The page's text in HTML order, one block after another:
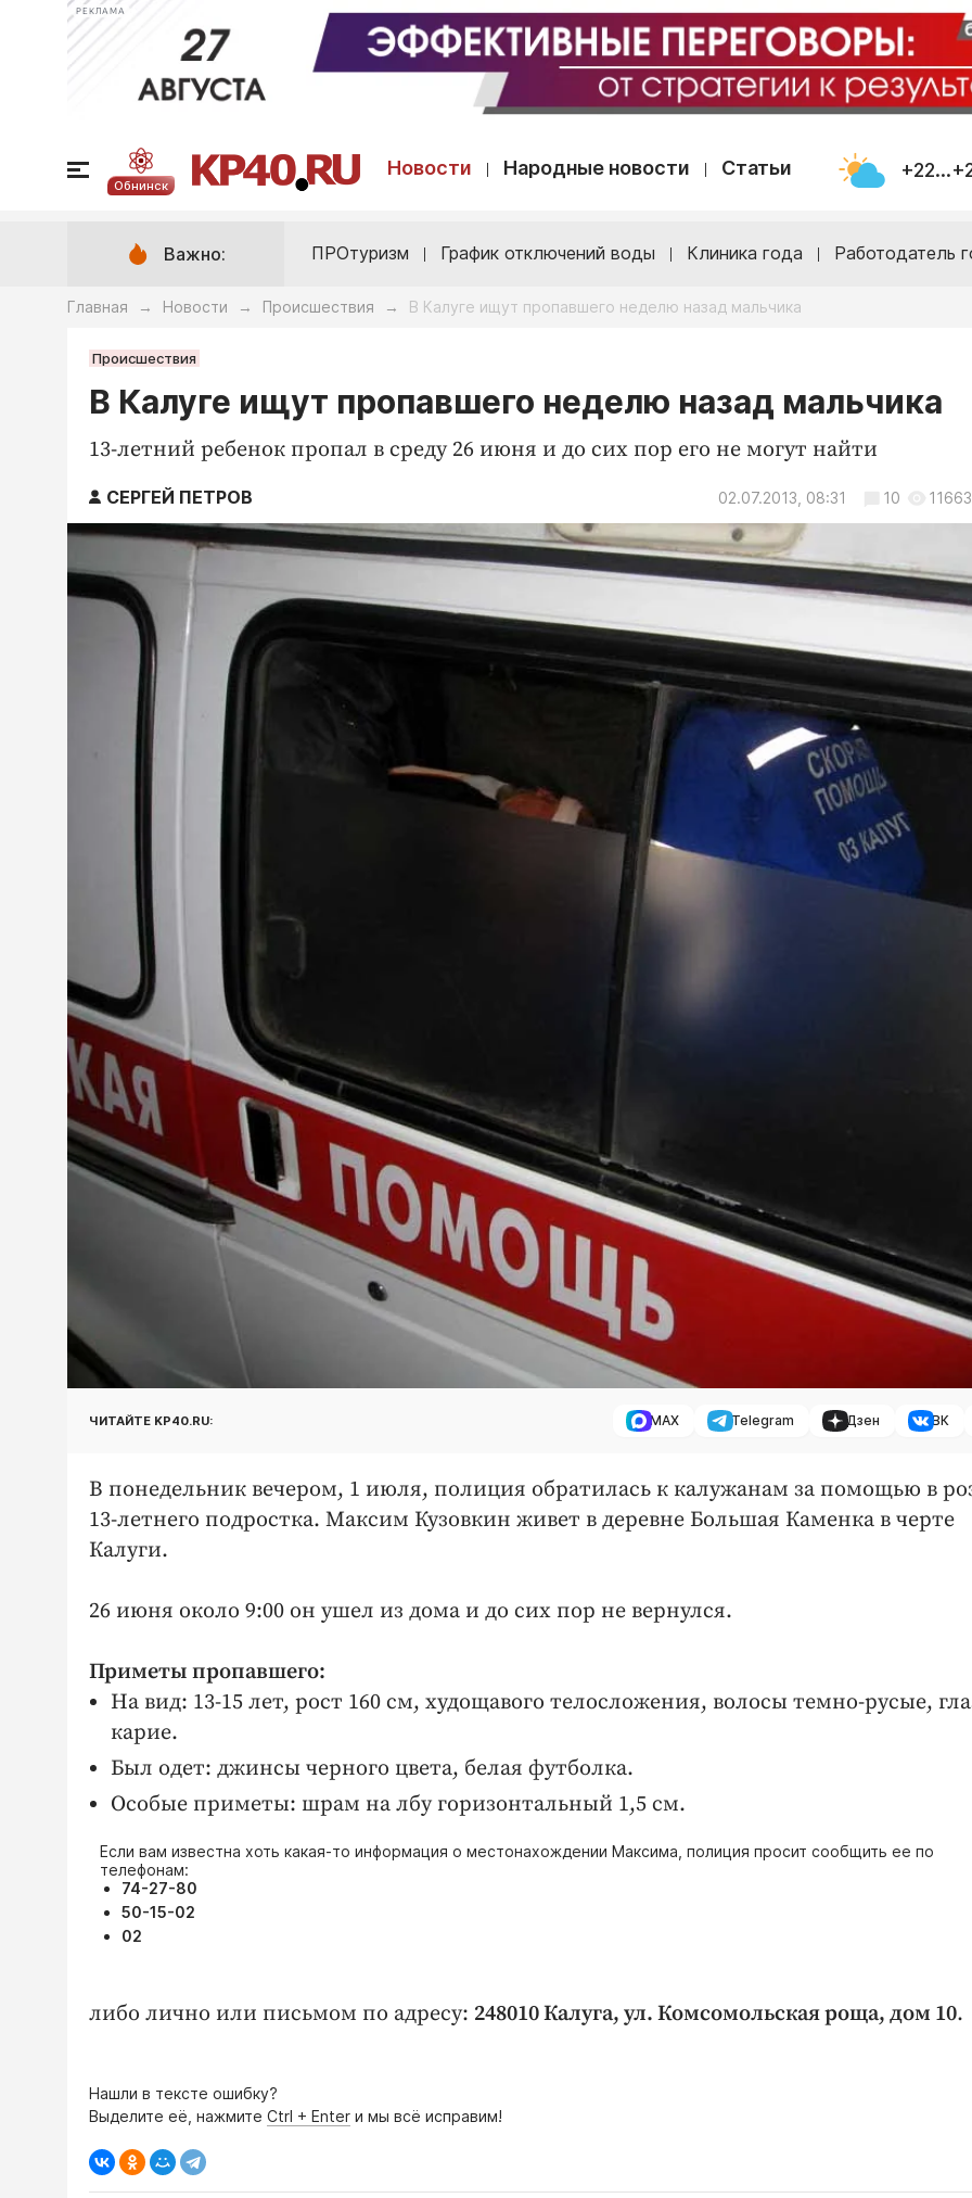
РЕКЛАМА
Обнинск
Новости Народные новости Статьи
Важно: ПРОтуризм График отключений воды Клиника года Работодатель
Главная → Новости → Происшествия → В Калуге ищут пропавшего неделю назад мальчика
Происшествия
В Калуге ищут пропавшего неделю назад мальчика
13-летний ребенок пропал в среду 26 июня и до сих пор его не могут найти
СЕРГЕЙ ПЕТРОВ 02.07.2013, 08:31 10 11663
ЧИТАЙТЕ KP40.RU: MAX Telegram Дзен ВК
В понедельник вечером, 1 июля, полиция обратилась к калужанам за помощью в
13-летнего подростка. Максим Кузовкин живет в деревне Большая Каменка в черте
Калуги.
26 июня около 9:00 он ушел из дома и до сих пор не вернулся.
Приметы пропавшего:
На вид: 13-15 лет, рост 160 см, худощавого телосложения, волосы темно-русые,
карие.
Был одет: джинсы черного цвета, белая футболка.
Особые приметы: шрам на лбу горизонтальный 1,5 см.
Если вам известна хоть какая-то информация о местонахождении Максима, полиция просит сообщить ее по
телефонам:
74-27-80
50-15-02
02
либо лично или письмом по адресу: 248010 Калуга, ул. Комсомольская роща, дом 10.
Нашли в тексте ошибку?
Выделите её, нажмите Ctrl + Enter и мы всё исправим!